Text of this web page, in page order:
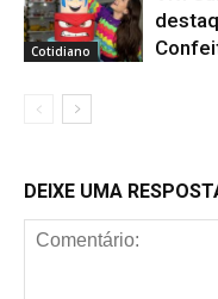
Cotidiano
DEIXE UMA